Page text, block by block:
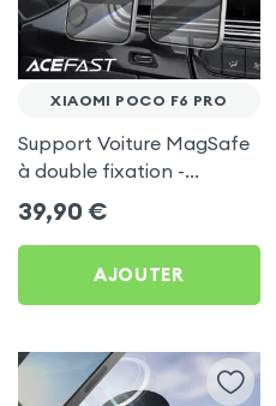
XIAOMI POCO F6 PRO
Support Voiture MagSafe
à double fixation -
Acefast pour Xiaomi Poco
F6 Pro
39,90 €
AJOUTER